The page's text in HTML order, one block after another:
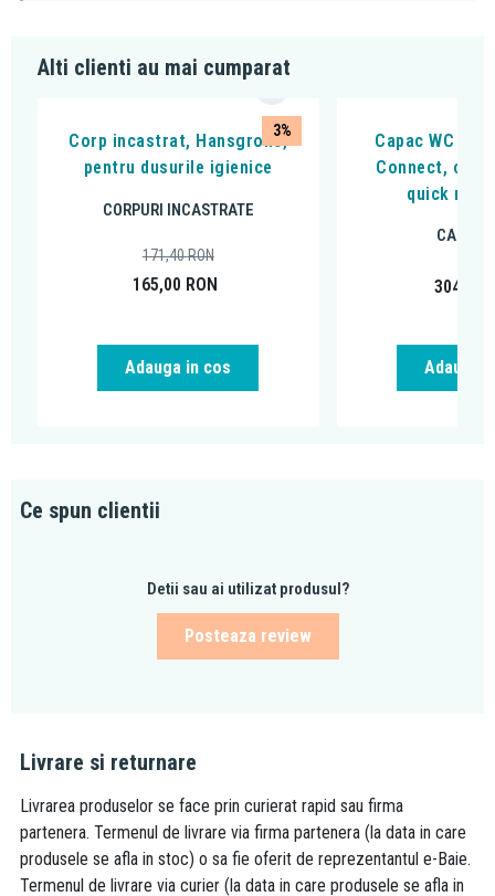
Alti clienti au mai cumparat
3%
Corp incastrat, Hansgrohe,
pentru dusurile igienice
CORPURI INCASTRATE
165,00 RON
171,40RON
Adauga in cos
Capac WC
Connect, cu
quick
304,71
Adauga
Ce spun clientii
Detii sau ai utilizat produsul?
Posteaza review
Livrare si returnare
Livrarea produselor se face prin curierat rapid sau firma
partenera. Termenul de livrare via firma partenera (la data in care
produsele se afla in stoc) o sa fie oferit de reprezentantul e-Baie.
Termenul de livrare via curier (la data in care produsele se afla in